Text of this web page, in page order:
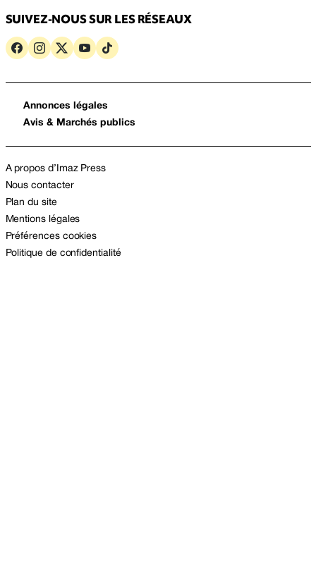
SUIVEZ-NOUS SUR LES RÉSEAUX
Annonces légales
Avis & Marchés publics
A propos d’Imaz Press
Nous contacter
Plan du site
Mentions légales
Préférences cookies
Politique de confidentialité